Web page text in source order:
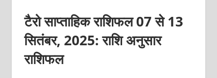
टैरो साप्ताहिक राशिफल 07 से 13
सितंबर, 2025: राशि अनुसार
राशिफल